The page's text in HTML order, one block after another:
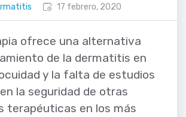
17 febrero, 2020
ofrece una alternativa
de la dermatitis en
y la falta de estudios
la seguridad de otras
terapéuticas en los más